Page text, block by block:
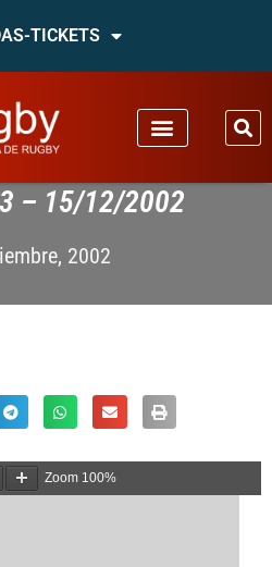
TICKETS
– 15/12/2002
2002
Zoom 100%